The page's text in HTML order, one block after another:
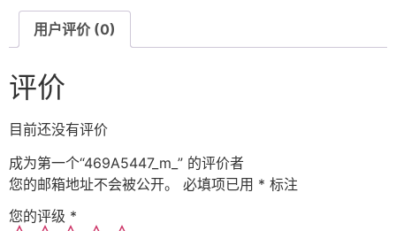
用户评价 (0)
评价
目前还没有评价
成为第一个“469A5447_m_” 的评价者
您的邮箱地址不会被公开。
必填项已用 * 标注
您的评级 *